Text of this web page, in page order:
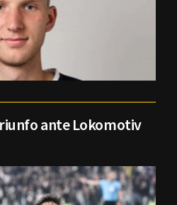
ante Lokomotiv